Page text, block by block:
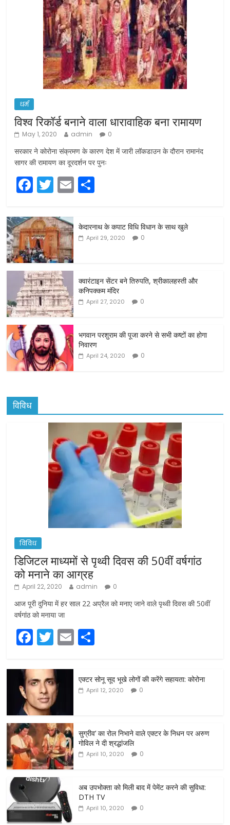
धर्म
विश्व रिकॉर्ड बनाने वाला धारावाहिक बना रामायण
May 1, 2020 admin 0
सरकार ने कोरोना संक्रमण के कारण देश में जारी लॉकडाउन के दौरान रामानंद
सागर की रामायण का दूरदर्शन पर पुनः
F
c
e
b
o
o
k
T
itt
er
E
ai ar
e
केदारनाथ के कपाट विधि विधान के साथ खुले
April 29, 2020 0
क्वारंटाइन सेंटर बने तिरुपति, श्रीकालहस्ती और
कनिपक्कम मंदिर
April 27, 2020 0
भगवान परशुराम की पूजा करने से सभी कष्टों का होगा
निवारण
April 24, 2020 0
विविध
विविध
डिजिटल माध्यमों से पृथ्वी दिवस की 50वीं वर्षगांठ
को मनाने का आग्रह
April 22, 2020 admin 0
आज पूरी दुनिया में हर साल 22 अप्रैल को मनाए जाने वाले पृथ्वी दिवस की 50वीं
वर्षगांठ को मनाया जा
F
c
e
b
o
o
k
T
itt
er
E
ar
e
एक्टर सोनू सूद भूखे लोगों की करेंगे सहायता: कोरोना
April 12, 2020 0
सुग्रीव’ का रोल निभाने वाले एक्टर के निधन पर अरुण
गोविल ने दी श्रद्धांजलि
April 10, 2020 0
अब उपभोक्ता को मिली बाद में पेमेंट करने की सुविधा:
DTH TV
April 10, 2020 0